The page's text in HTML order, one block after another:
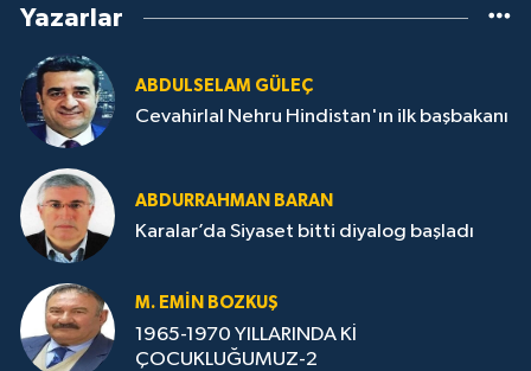
Yazarlar
ABDULSELAM GÜLEÇ
Cevahirlal Nehru Hindistan'ın ilk başbakanı
ABDURRAHMAN BARAN
Karalar’da Siyaset bitti diyalog başladı
M. EMIN BOZKUŞ
1965-1970 YILLARINDA Kİ
ÇOCUKLUĞUMUZ-2